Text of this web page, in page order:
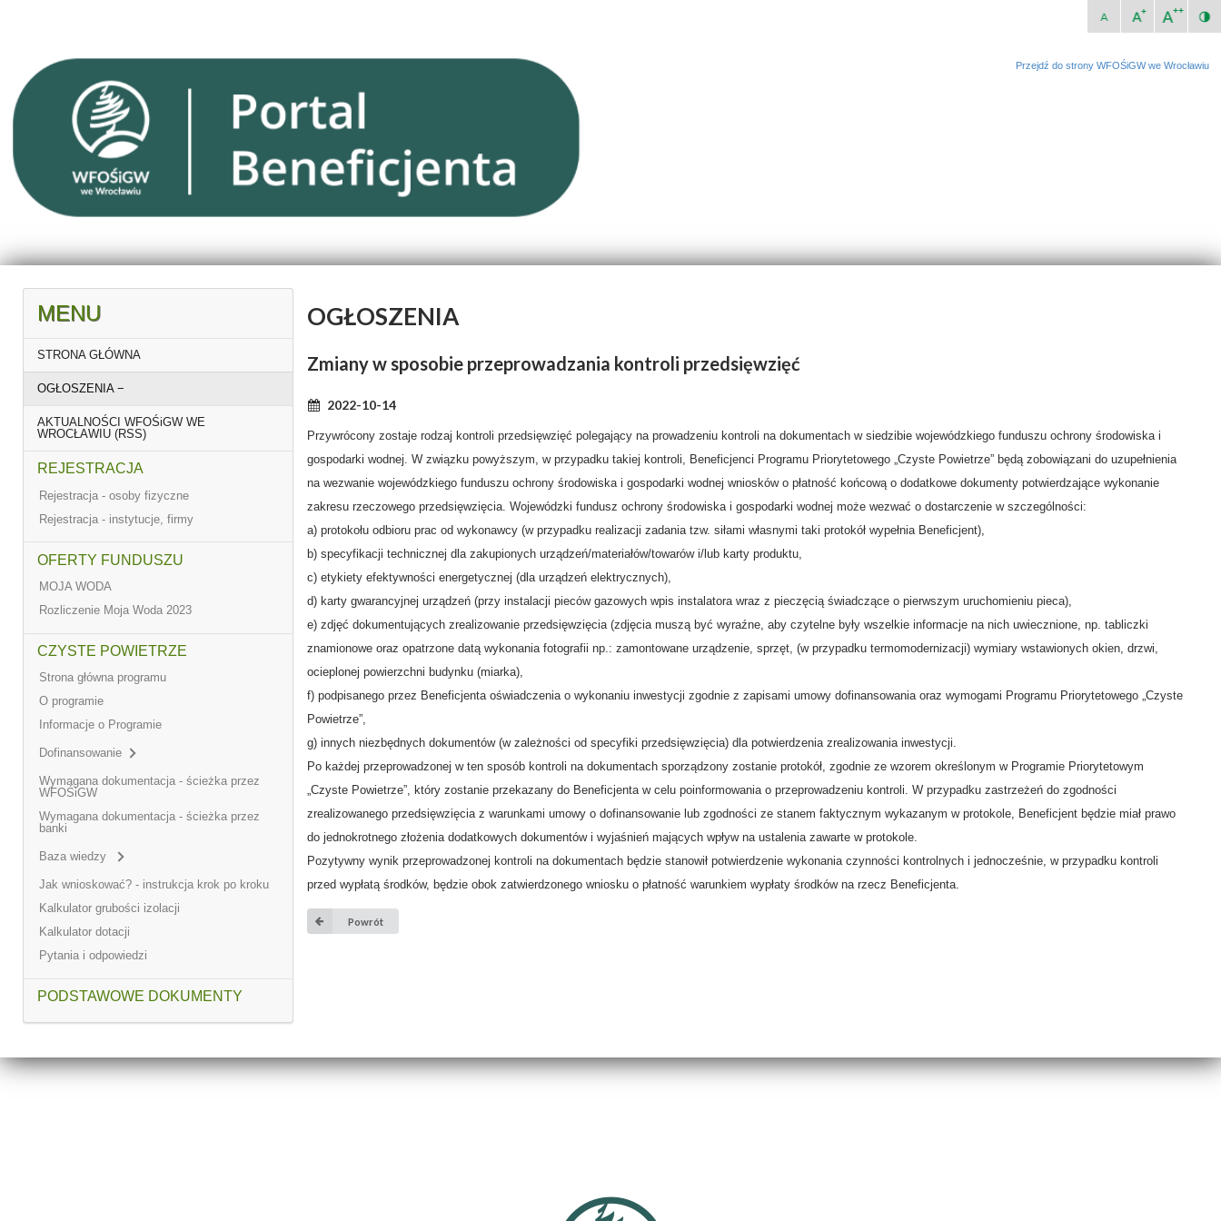
Przejdź do strony WFOŚiGW we Wrocławiu
MENU
STRONA GŁÓWNA
OGŁOSZENIA
AKTUALNOŚCI WFOŚiGW WE
WROCŁAWIU (RSS)
REJESTRACJA
Rejestracja - osoby fizyczne
Rejestracja - instytucje, firmy
OFERTY FUNDUSZU
MOJA WODA
Rozliczenie Moja Woda 2023
CZYSTE POWIETRZE
Strona główna programu
O programie
Informacje o Programie
Dofinansowanie
Wymagana dokumentacja - ścieżka przez
WFOŚiGW
Wymagana dokumentacja - ścieżka przez
banki
Baza wiedzy
Jak wnioskować? - instrukcja krok po kroku
Kalkulator grubości izolacji
Kalkulator dotacji
Pytania i odpowiedzi
PODSTAWOWE DOKUMENTY
OGŁOSZENIA
Zmiany w sposobie przeprowadzania kontroli przedsięwzięć
2022-10-14
Przywrócony zostaje rodzaj kontroli przedsięwzięć polegający na prowadzeniu kontroli na dokumentach w siedzibie wojewódzkiego funduszu ochrony środowiska i
gospodarki wodnej. W związku powyższym, w przypadku takiej kontroli, Beneficjenci Programu Priorytetowego „Czyste Powietrze” będą zobowiązani do uzupełnienia
na wezwanie wojewódzkiego funduszu ochrony środowiska i gospodarki wodnej wniosków o płatność końcową o dodatkowe dokumenty potwierdzające wykonanie
zakresu rzeczowego przedsięwzięcia. Wojewódzki fundusz ochrony środowiska i gospodarki wodnej może wezwać o dostarczenie w szczególności:
a) protokołu odbioru prac od wykonawcy (w przypadku realizacji zadania tzw. siłami własnymi taki protokół wypełnia Beneficjent),
b) specyfikacji technicznej dla zakupionych urządzeń/materiałów/towarów i/lub karty produktu,
c) etykiety efektywności energetycznej (dla urządzeń elektrycznych),
d) karty gwarancyjnej urządzeń (przy instalacji pieców gazowych wpis instalatora wraz z pieczęcią świadczące o pierwszym uruchomieniu pieca),
e) zdjęć dokumentujących zrealizowanie przedsięwzięcia (zdjęcia muszą być wyraźne, aby czytelne były wszelkie informacje na nich uwiecznione, np. tabliczki
znamionowe oraz opatrzone datą wykonania fotografii np.: zamontowane urządzenie, sprzęt, (w przypadku termomodernizacji) wymiary wstawionych okien, drzwi,
ocieplonej powierzchni budynku (miarka),
f) podpisanego przez Beneficjenta oświadczenia o wykonaniu inwestycji zgodnie z zapisami umowy dofinansowania oraz wymogami Programu Priorytetowego „Czyste
Powietrze”,
g) innych niezbędnych dokumentów (w zależności od specyfiki przedsięwzięcia) dla potwierdzenia zrealizowania inwestycji.
Po każdej przeprowadzonej w ten sposób kontroli na dokumentach sporządzony zostanie protokół, zgodnie ze wzorem określonym w Programie Priorytetowym
„Czyste Powietrze”, który zostanie przekazany do Beneficjenta w celu poinformowania o przeprowadzeniu kontroli. W przypadku zastrzeżeń do zgodności
zrealizowanego przedsięwzięcia z warunkami umowy o dofinansowanie lub zgodności ze stanem faktycznym wykazanym w protokole, Beneficjent będzie miał prawo
do jednokrotnego złożenia dodatkowych dokumentów i wyjaśnień mających wpływ na ustalenia zawarte w protokole.
Pozytywny wynik przeprowadzonej kontroli na dokumentach będzie stanowił potwierdzenie wykonania czynności kontrolnych i jednocześnie, w przypadku kontroli
przed wypłatą środków, będzie obok zatwierdzonego wniosku o płatność warunkiem wypłaty środków na rzecz Beneficjenta.
Powrót